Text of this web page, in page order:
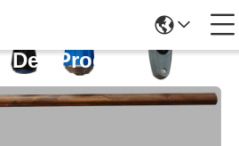
Des Produits